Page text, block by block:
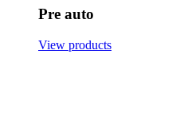
Pre auto
View products